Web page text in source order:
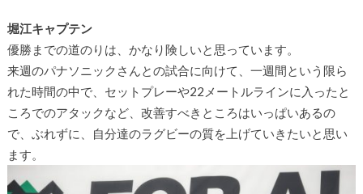
堀江キャプテン
優勝までの道のりは、かなり険しいと思っています。
来週のパナソニックさんとの試合に向けて、一週間という限ら
れた時間の中で、セットプレーや22メートルラインに入ったと
ころでのアタックなど、改善すべきところはいっぱいあるの
で、ぶれずに、自分達のラグビーの質を上げていきたいと思い
ます。